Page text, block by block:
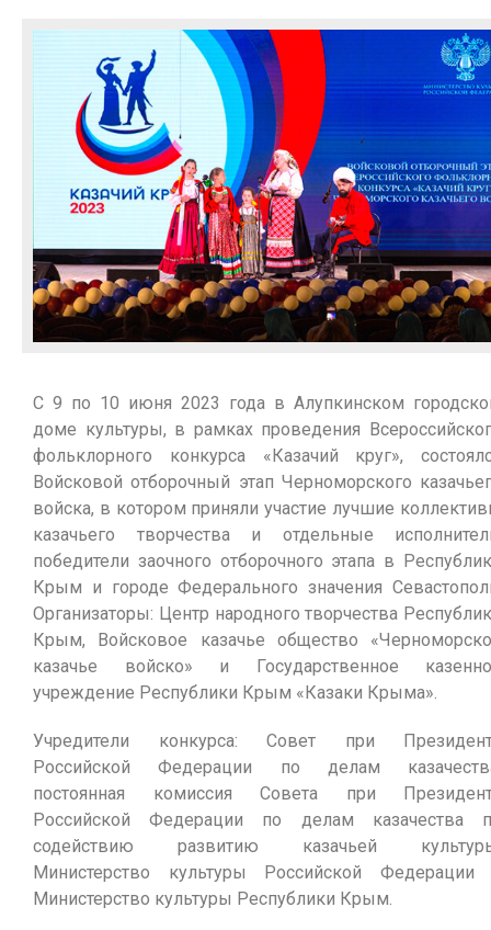
С 9 по 10 июня 2023 года в Алупкинском
доме культуры, в рамках проведения
фольклорного конкурса «Казачий круг»,
Войсковой отборочный этап Черноморского
войска, в котором приняли участие лучшие
казачьего творчества и отдельные
победители заочного отборочного этапа в
Крым и городе Федерального значения
Организаторы: Центр народного творчества
Крым, Войсковое казачье общество
казачье войско» и Государственное
учреждение Республики Крым «Казаки Крыма».
Учредители конкурса: Совет при
Российской Федерации по делам
постоянная комиссия Совета при
Российской Федерации по делам казачества
содействию развитию казачьей
Министерство культуры Российской Федерации
Министерство культуры Республики Крым.